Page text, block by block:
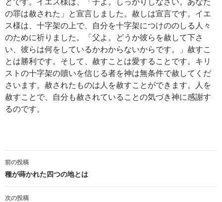
の罪は赦された」と宣言しました。赦しは宣言です。イエ
ス様は、十字架の上で、自分を十字架につけののしる人々
のために祈りました。「父よ。どうか彼らを赦して下さ
い、彼らは何をしているかわからないからです。」赦すこ
とは勝利です。そして、赦すことは愛することです。キリ
ストの十字架の贖いを信じる者を神は無条件で赦してくだ
さいます。赦されたものは人を赦すことができます。人を
赦すことで、自分も赦されていることの気づき神に感謝す
るのです。
投
稿
ナ
前の投稿
種が蒔かれた四つの地とは
次の投稿